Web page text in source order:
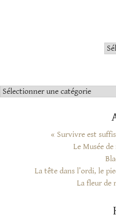
Catégories
« Survivre est
Le Musée
La tête dans l’ordi, le
La fleur de